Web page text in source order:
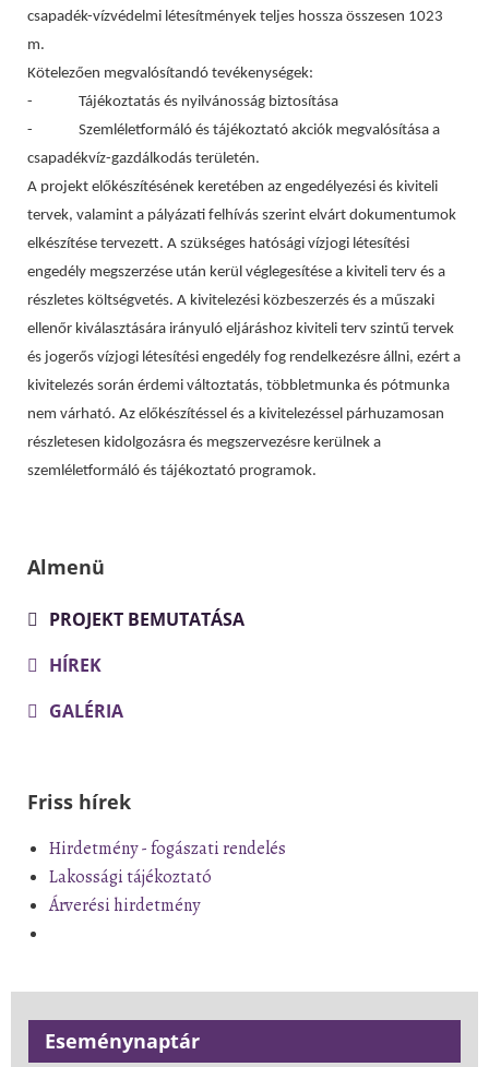
csapadék-vízvédelmi létesítmények teljes hossza összesen 1023
m.
Kötelezően megvalósítandó tevékenységek:
- Tájékoztatás és nyilvánosság biztosítása
- Szemléletformáló és tájékoztató akciók megvalósítása a
csapadékvíz-gazdálkodás területén.
A projekt előkészítésének keretében az engedélyezési és kiviteli
tervek, valamint a pályázati felhívás szerint elvárt dokumentumok
elkészítése tervezett. A szükséges hatósági vízjogi létesítési
engedély megszerzése után kerül véglegesítése a kiviteli terv és a
részletes költségvetés. A kivitelezési közbeszerzés és a műszaki
ellenőr kiválasztására irányuló eljáráshoz kiviteli terv szintű tervek
és jogerős vízjogi létesítési engedély fog rendelkezésre állni, ezért a
kivitelezés során érdemi változtatás, többletmunka és pótmunka
nem várható. Az előkészítéssel és a kivitelezéssel párhuzamosan
részletesen kidolgozásra és megszervezésre kerülnek a
szemléletformáló és tájékoztató programok.
Almenü
PROJEKT BEMUTATÁSA
HÍREK
GALÉRIA
Friss hírek
Hirdetmény - fogászati rendelés
Lakossági tájékoztató
Árverési hirdetmény
Eseménynaptár